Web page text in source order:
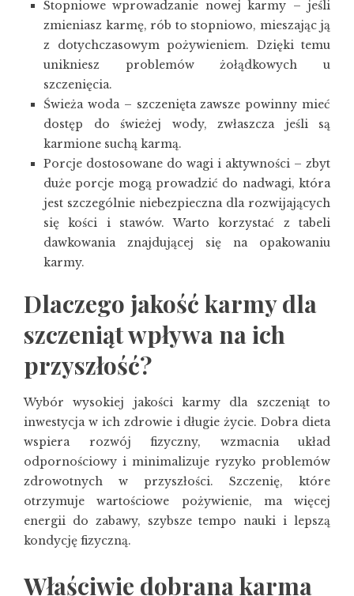
Stopniowe wprowadzanie nowej karmy – jeśli
zmieniasz karmę, rób to stopniowo, mieszając ją
z dotychczasowym pożywieniem. Dzięki temu
unikniesz problemów żołądkowych u
szczenięcia.
Świeża woda – szczenięta zawsze powinny mieć
dostęp do świeżej wody, zwłaszcza jeśli są
karmione suchą karmą.
Porcje dostosowane do wagi i aktywności – zbyt
duże porcje mogą prowadzić do nadwagi, która
jest szczególnie niebezpieczna dla rozwijających
się kości i stawów. Warto korzystać z tabeli
dawkowania znajdującej się na opakowaniu
karmy.
Dlaczego jakość karmy dla
szczeniąt wpływa na ich
przyszłość?
Wybór wysokiej jakości karmy dla szczeniąt to
inwestycja w ich zdrowie i długie życie. Dobra dieta
wspiera rozwój fizyczny, wzmacnia układ
odpornościowy i minimalizuje ryzyko problemów
zdrowotnych w przyszłości. Szczenię, które
otrzymuje wartościowe pożywienie, ma więcej
energii do zabawy, szybsze tempo nauki i lepszą
kondycję fizyczną.
Właściwie dobrana karma